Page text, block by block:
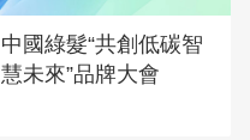
中國綠髮“共創低碳智
慧未來”品牌大會